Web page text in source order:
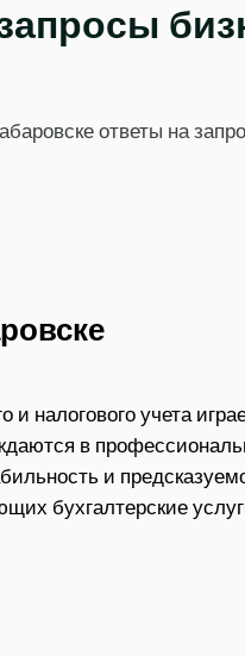
ответы на
налогового учета
в
и
бухгалтерские